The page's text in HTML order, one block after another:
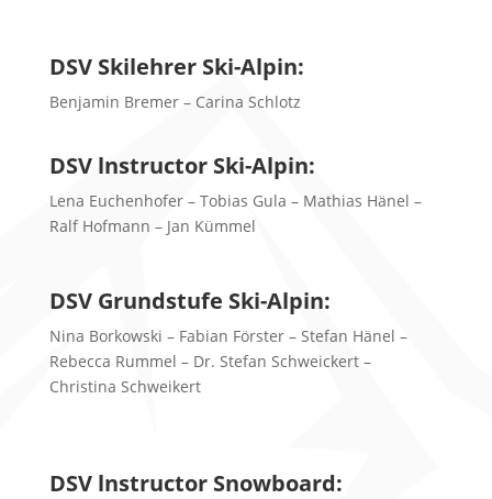
DSV Skilehrer Ski-Alpin:
Benjamin Bremer – Carina Schlotz
DSV lnstructor Ski-Alpin:
Lena Euchenhofer – Tobias Gula – Mathias Hänel –
Ralf Hofmann – Jan Kümmel
DSV Grundstufe Ski-Alpin:
Nina Borkowski – Fabian Förster – Stefan Hänel –
Rebecca Rummel – Dr. Stefan Schweickert –
Christina Schweikert
DSV lnstructor Snowboard: